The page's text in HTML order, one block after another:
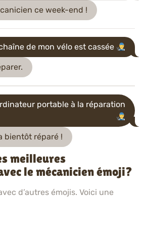
ce week-end !
de mon vélo est cassée
portable à la réparation
bientôt réparé !
meilleures
le mécanicien émoji?
d’autres émojis. Voici une